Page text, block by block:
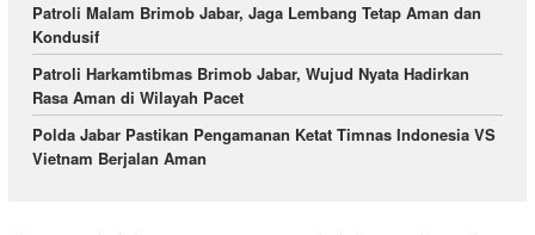
Patroli Malam Brimob Jabar, Jaga Lembang Tetap Aman dan
Kondusif
Patroli Harkamtibmas Brimob Jabar, Wujud Nyata Hadirkan
Rasa Aman di Wilayah Pacet
Polda Jabar Pastikan Pengamanan Ketat Timnas Indonesia VS
Vietnam Berjalan Aman